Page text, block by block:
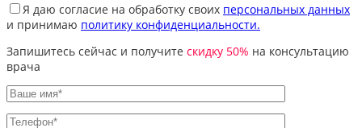
Я даю согласие на обработку своих персональных данных
и принимаю политику конфиденциальности.
Запишитесь сейчас и получите скидку 50% на консультацию
врача